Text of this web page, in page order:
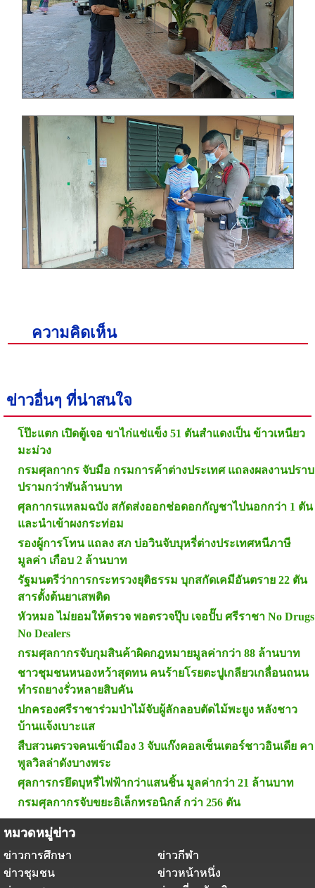
ความคิดเห็น
ข่าวอื่นๆ ที่น่าสนใจ
โป๊ะแตก เปิดตู้เจอ ขาไก่แช่แข็ง 51 ตันสำแดงเป็น ข้าวเหนียว
มะม่วง
กรมศุลกากร จับมือ กรมการค้าต่างประเทศ แถลงผลงานปราบ
ปรามกว่าพันล้านบาท
ศุลกากรแหลมฉบัง สกัดส่งออกช่อดอกกัญชาไปนอกกว่า 1 ตัน
และนำเข้าผงกระท่อม
รองผู้การโทน แถลง สภ บ่อวินจับบุหรี่ต่างประเทศหนีภาษี
มูลค่า เกือบ 2 ล้านบาท
รัฐมนตรีว่าการกระทรวงยุติธรรม บุกสกัดเคมีอันตราย 22 ตัน
สารตั้งต้นยาเสพติด
หัวหมอ ไม่ยอมให้ตรวจ พอตรวจปุ๊บ เจอปั๊บ ศรีราชา No Drugs
No Dealers
กรมศุลกากรจับกุมสินค้าผิดกฎหมายมูลค่ากว่า 88 ล้านบาท
ชาวชุมชนหนองหว้าสุดทน คนร้ายโรยตะปูเกลียวเกลื่อนถนน
ทำรถยางรั่วหลายสิบคัน
ปกครองศรีราชาร่วมป่าไม้จับผู้ลักลอบตัดไม้พะยูง หลังชาว
บ้านแจ้งเบาะแส
สืบสวนตรวจคนเข้าเมือง 3 จับแก๊งคอลเซ็นเตอร์ชาวอินเดีย คา
พูลวิลล่าดังบางพระ
ศุลการกรยึดบุหรี่ไฟฟ้ากว่าแสนชิ้น มูลค่ากว่า 21 ล้านบาท
กรมศุลกากรจับขยะอิเล็กทรอนิกส์ กว่า 256 ตัน
หมวดหมู่ข่าว
ข่าวการศึกษา
ข่าวกีฬา
ข่าวชุมชน
ข่าวหน้าหนึ่ง